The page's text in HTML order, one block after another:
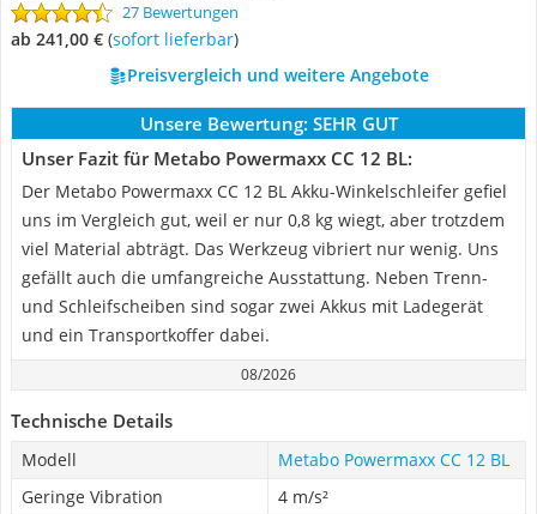
27 Bewertungen
ab 241,00 € ( Sofort lieferbar)
Preisvergleich und weitere Angebote
Unsere Bewertung: SEHR GUT
Unser Fazit für Metabo Powermaxx CC 12 BL:
Der Metabo Powermaxx CC 12 BL Akku-Winkelschleifer gefiel
uns im Vergleich gut, weil er nur 0,8 kg wiegt, aber trotzdem
viel Material abträgt. Das Werkzeug vibriert nur wenig. Uns
gefällt auch die umfangreiche Ausstattung. Neben Trenn-
und Schleifscheiben sind sogar zwei Akkus mit Ladegerät
und ein Transportkoffer dabei.
08/2026
Technische Details
Modell
Metabo Powermaxx CC 12 BL
Geringe Vibration
4 m/s²